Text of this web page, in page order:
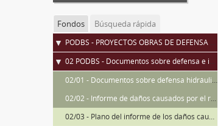
Fondos Búsqueda rápida
PODBS - PROYECTOS OBRAS DE DEFENSA DE BEAS DE SEGURA
02 PODBS - Documentos sobre defensa e inundaciones en Beas de Segura
02/01 - Documentos sobre defensa hidráulica de Beas de Segura
02/02 - Informe de daños causados por el río Beas
02/03 - Plano del informe de los daños causados por el río Beas